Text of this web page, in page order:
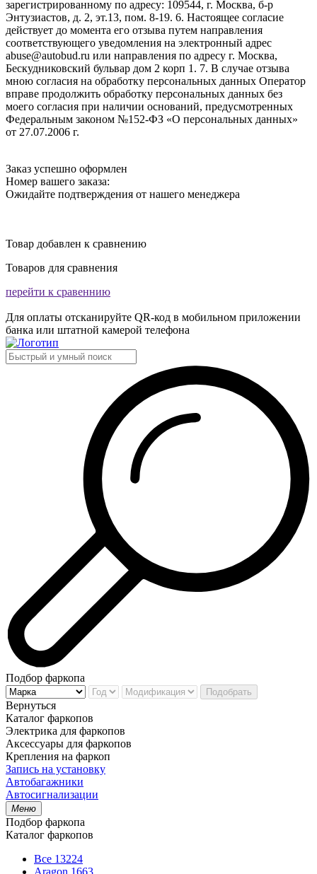
зарегистрированному по адресу: 109544, г. Москва, б-р
Энтузиастов, д. 2, эт.13, пом. 8-19. 6. Настоящее согласие
действует до момента его отзыва путем направления
соответствующего уведомления на электронный адрес
abuse@autobud.ru или направления по адресу г. Москва,
Бескудниковский бульвар дом 2 корп 1. 7. В случае отзыва
мною согласия на обработку персональных данных Оператор
вправе продолжить обработку персональных данных без
моего согласия при наличии оснований, предусмотренных
Федеральным законом №152-ФЗ «О персональных данных»
от 27.07.2006 г.
Заказ успешно оформлен
Номер вашего заказа:
Ожидайте подтверждения от нашего менеджера
Товар добавлен к сравнению
Товаров для сравнения
перейти к сравеннию
Для оплаты отсканируйте QR-код в мобильном приложении
банка или штатной камерой телефона
Подбор фаркопа
Подобрать
Вернуться
Каталог фаркопов
Электрика для фаркопов
Аксессуары для фаркопов
Крепления на фаркоп
Запись на установку
Автобагажники
Автосигнализации
Меню
Подбор фаркопа
Каталог фаркопов
Все 13224
Aragon 1663